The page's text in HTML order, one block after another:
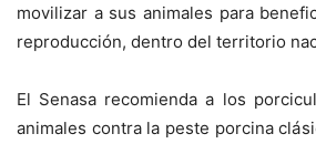
movilizar a sus animales para
reproducción, dentro del territorio
El Senasa recomienda a los
animales contra la peste porcina